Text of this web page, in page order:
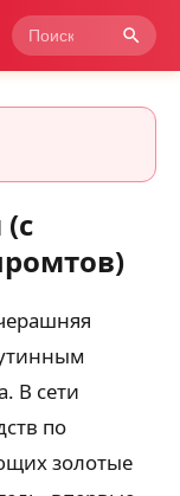
В сети
по
золотые